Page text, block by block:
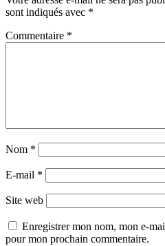
sont indiqués avec *
Commentaire *
Nom *
E-mail *
Site web
Enregistrer mon nom, mon e-
pour mon prochain commentaire.